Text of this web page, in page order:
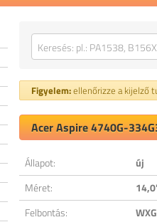
Figyelem:ellenőrizze a kijelző
Acer Aspire 4740G-
Állapot:
új
Méret:
Felbontás: